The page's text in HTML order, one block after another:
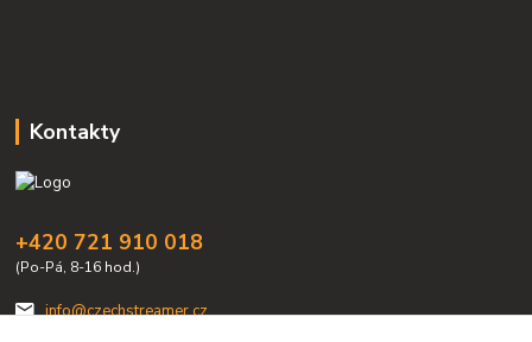
Kontakty
+420 721 910 018
(Po-Pá, 8-16 hod.)
info@czechstreamer.cz